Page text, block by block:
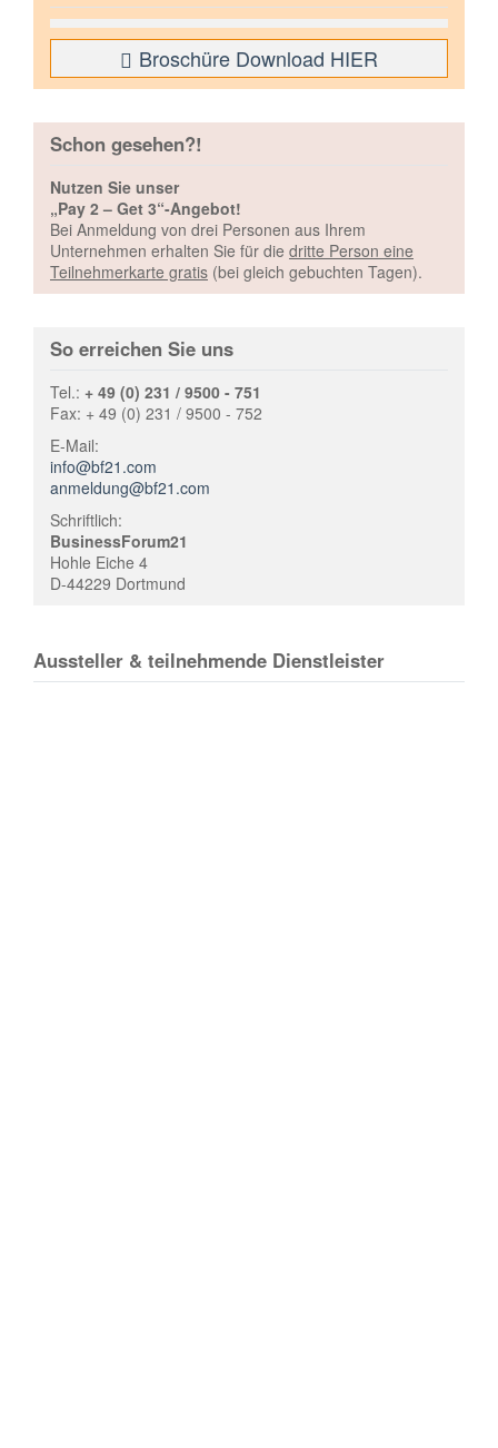
Broschüre Download HIER
Schon gesehen?!
Nutzen Sie unser
„Pay 2 – Get 3“-Angebot!
Bei Anmeldung von drei Personen aus Ihrem
Unternehmen erhalten Sie für die dritte Person eine
Teilnehmerkarte gratis (bei gleich gebuchten Tagen).
So erreichen Sie uns
Tel.: + 49 (0) 231 / 9500 - 751
Fax: + 49 (0) 231 / 9500 - 752
E-Mail:
info@bf21.com
anmeldung@bf21.com
Schriftlich:
BusinessForum21
Hohle Eiche 4
D-44229 Dortmund
Aussteller & teilnehmende Dienstleister